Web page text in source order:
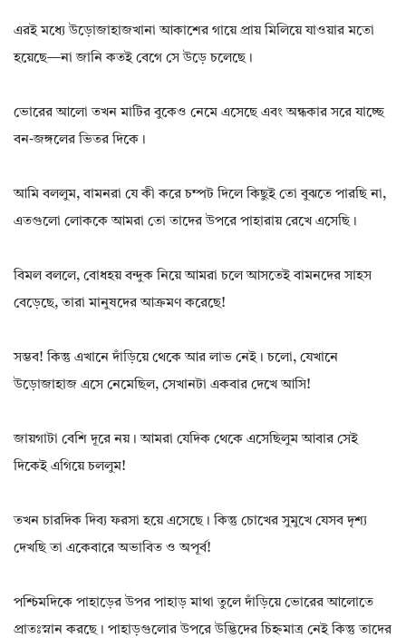
এরই মধ্যে উড়োজাহাজখানা আকাশের গায়ে প্রায় মিলিয়ে যাওয়ার মতো
হয়েছে—না জানি কতই বেগে সে উড়ে চলেছে।
ভোরের আলো তখন মাটির বুকেও নেমে এসেছে এবং অন্ধকার সরে যাচ্ছে
বন-জঙ্গলের ভিতর দিকে।
আমি বললুম, বামনরা যে কী করে চম্পট দিলে কিছুই তো বুঝতে পারছি না,
এতগুলো লোককে আমরা তো তাদের উপরে পাহারায় রেখে এসেছি।
বিমল বললে, বোধহয় বন্দুক নিয়ে আমরা চলে আসতেই বামনদের সাহস
বেড়েছে, তারা মানুষদের আক্রমণ করেছে!
সম্ভব! কিন্তু এখানে দাঁড়িয়ে থেকে আর লাভ নেই। চলো, যেখানে
উড়োজাহাজ এসে নেমেছিল, সেখানটা একবার দেখে আসি!
জায়গাটা বেশি দূরে নয়। আমরা যেদিক থেকে এসেছিলুম আবার সেই
দিকেই এগিয়ে চললুম!
তখন চারদিক দিব্য ফরসা হয়ে এসেছে। কিন্তু চোখের সুমুখে যেসব দৃশ্য
দেখছি তা একেবারে অভাবিত ও অপূর্ব!
পশ্চিমদিকে পাহাড়ের উপর পাহাড় মাথা তুলে দাঁড়িয়ে ভোরের আলোতে
প্রাতঃস্নান করছে। পাহাড়গুলোর উপরে উদ্ভিদের চিহ্নমাত্র নেই কিন্তু তাদের